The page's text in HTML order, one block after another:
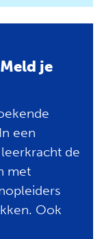
je
een
de
met
Ook